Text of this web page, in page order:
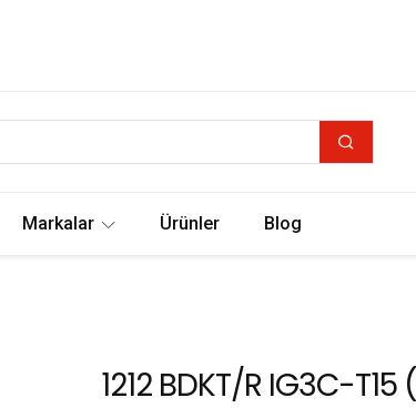
Markalar Ürünler Blog
1212 BDKT/R IG3C-T15 (